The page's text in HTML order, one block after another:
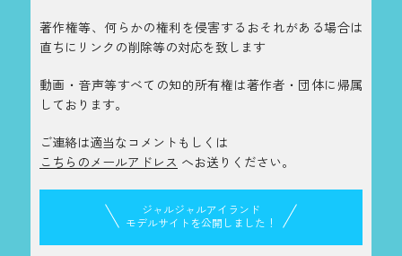
著作権等、何らかの権利を侵害するおそれがある場合は
直ちにリンクの削除等の対応を致します
動画・音声等すべての知的所有権は著作者・団体に帰属
しております。
ご連絡は適当なコメントもしくは
こちらのメールアドレス へお送りください。
ジャルジャルアイランド
モデルサイトを公開しました！